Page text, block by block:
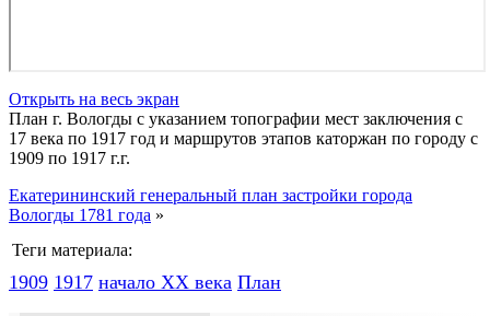
Открыть на весь экран
План г. Вологды с указанием топографии мест заключения с
17 века по 1917 год и маршрутов этапов каторжан по городу с
1909 по 1917 г.г.
Екатерининский генеральный план застройки города
Вологды 1781 года »
Теги материала:
1909 1917 начало ХХ века План